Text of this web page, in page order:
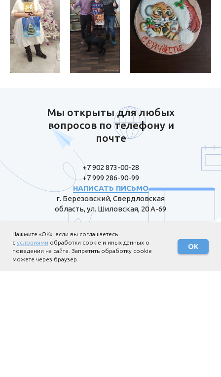
Нажмите «ОК», если вы соглашаетесь
с условиями обработки cookie и иных данных о
поведении на сайте. Запретить обработку cookie
можете через браузер.
ОК
Мы открыты для любых
вопросов по телефону и
почте
+7 902 873-00-28
+7 999 286-90-99
НАПИСАТЬ ПИСЬМО
г. Березовский, Свердловская
область, ул. Шиловская, 20 А-69
Пожертвовать